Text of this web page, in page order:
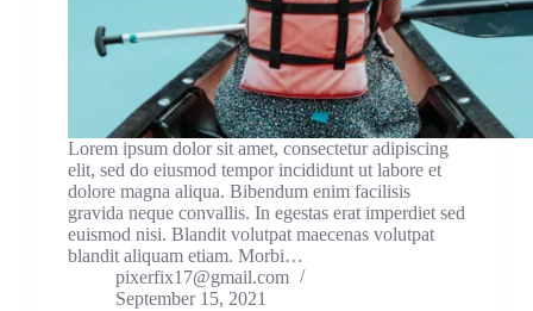
Lorem ipsum dolor sit amet, consectetur adipiscing
elit, sed do eiusmod tempor incididunt ut labore et
dolore magna aliqua. Bibendum enim facilisis
gravida neque convallis. In egestas erat imperdiet sed
euismod nisi. Blandit volutpat maecenas volutpat
blandit aliquam etiam. Morbi…
pixerfix17@gmail.com
September 15, 2021